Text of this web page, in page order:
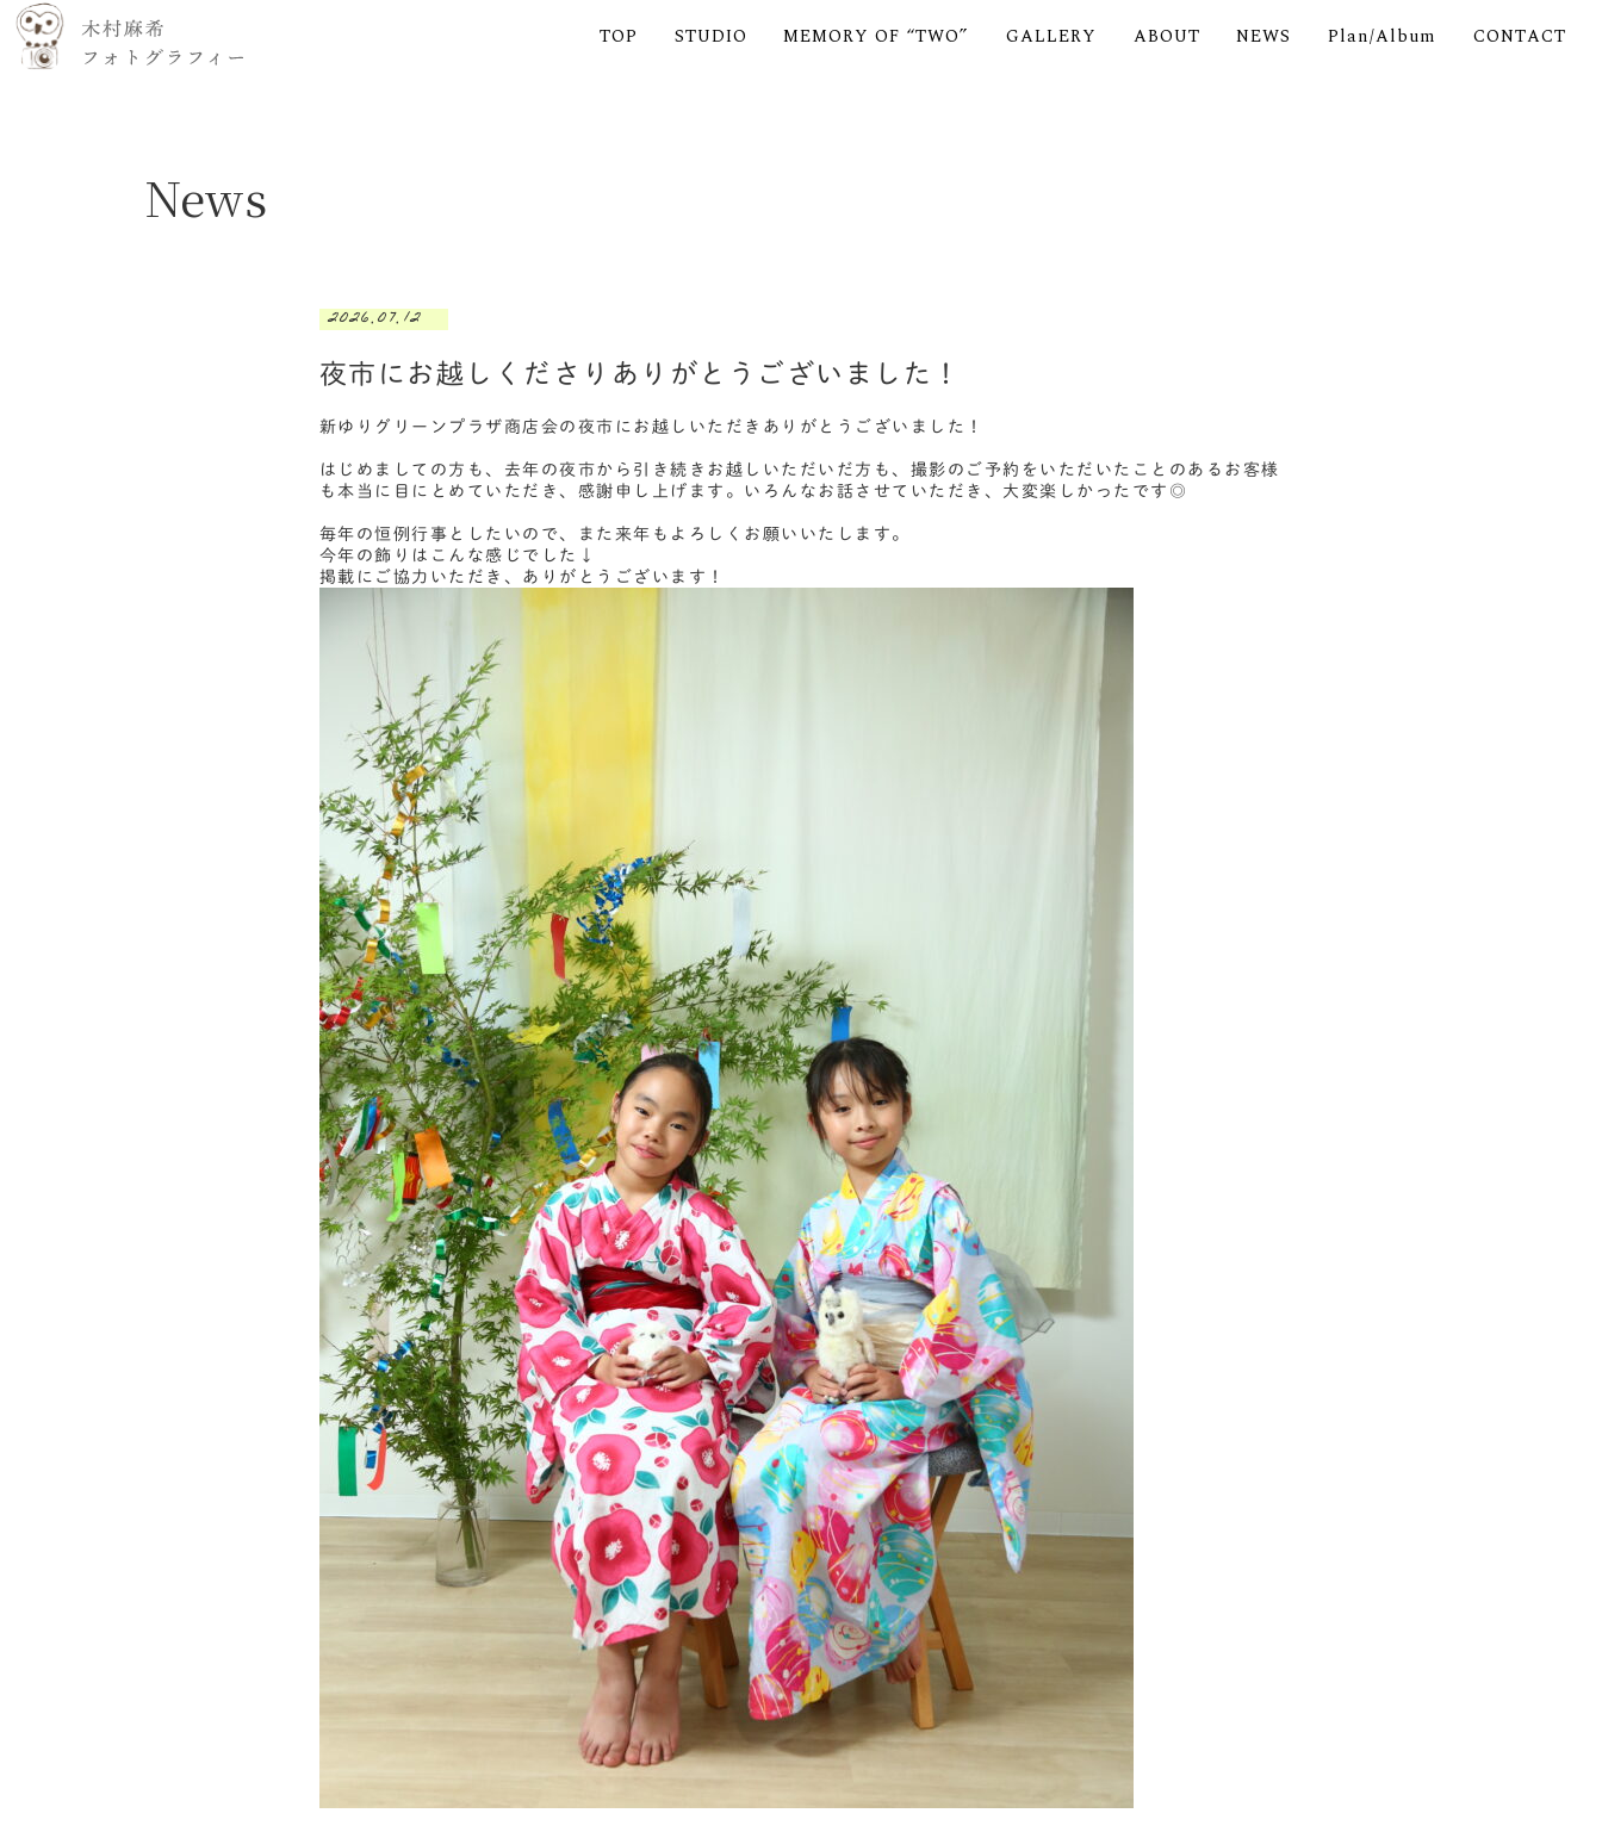
TOP STUDIO MEMORY OF “TWO” GALLERY ABOUT NEWS Plan/Album CONTACT
News
2026.07.12
夜市にお越しくださりありがとうございました！
新ゆりグリーンプラザ商店会の夜市にお越しいただきありがとうございました！
はじめましての方も、去年の夜市から引き続きお越しいただいだ方も、撮影のご予約をいただいたことのあるお客様
も本当に目にとめていただき、感謝申し上げます。いろんなお話させていただき、大変楽しかったです◎
毎年の恒例行事としたいので、また来年もよろしくお願いいたします。
今年の飾りはこんな感じでした↓
掲載にご協力いただき、ありがとうございます！